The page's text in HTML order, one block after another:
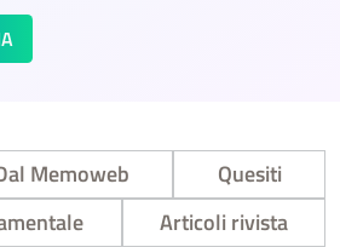
Memoweb
Quesiti
Articoli rivista